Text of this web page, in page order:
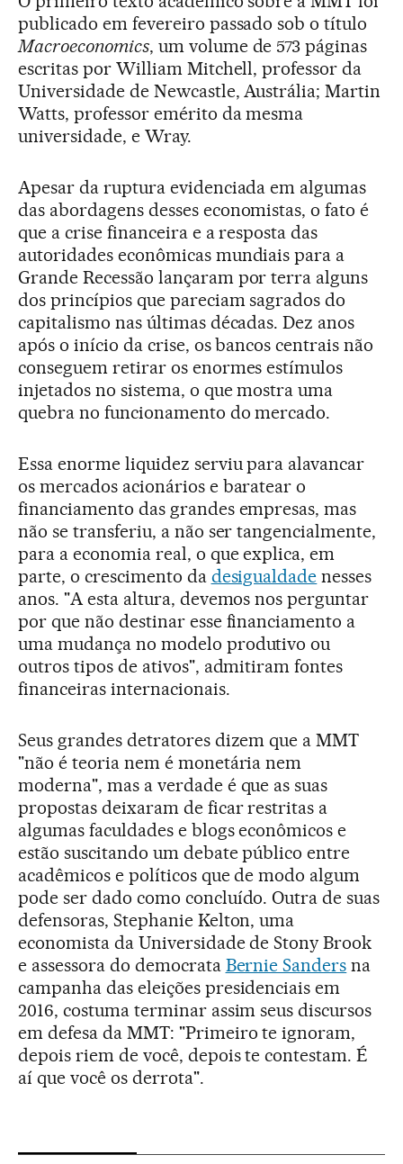
publicado em fevereiro passado sob o título
Macroeconomics, um volume de 573 páginas
escritas por William Mitchell, professor da
Universidade de Newcastle, Austrália; Martin
Watts, professor emérito da mesma
universidade, e Wray.
Apesar da ruptura evidenciada em algumas
das abordagens desses economistas, o fato é
que a crise financeira e a resposta das
autoridades econômicas mundiais para a
Grande Recessão lançaram por terra alguns
dos princípios que pareciam sagrados do
capitalismo nas últimas décadas. Dez anos
após o início da crise, os bancos centrais não
conseguem retirar os enormes estímulos
injetados no sistema, o que mostra uma
quebra no funcionamento do mercado.
Essa enorme liquidez serviu para alavancar
os mercados acionários e baratear o
financiamento das grandes empresas, mas
não se transferiu, a não ser tangencialmente,
para a economia real, o que explica, em
parte, o crescimento da desigualdade nesses
anos. "A esta altura, devemos nos perguntar
por que não destinar esse financiamento a
uma mudança no modelo produtivo ou
outros tipos de ativos", admitiram fontes
financeiras internacionais.
Seus grandes detratores dizem que a MMT
"não é teoria nem é monetária nem
moderna", mas a verdade é que as suas
propostas deixaram de ficar restritas a
algumas faculdades e blogs econômicos e
estão suscitando um debate público entre
acadêmicos e políticos que de modo algum
pode ser dado como concluído. Outra de suas
defensoras, Stephanie Kelton, uma
economista da Universidade de Stony Brook
e assessora do democrata Bernie Sanders na
campanha das eleições presidenciais em
2016, costuma terminar assim seus discursos
em defesa da MMT: "Primeiro te ignoram,
depois riem de você, depois te contestam. É
aí que você os derrota".